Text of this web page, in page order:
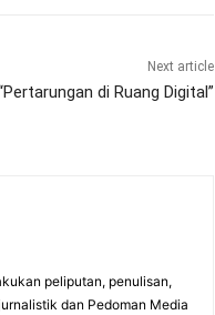
Next article
di Ruang Digital”
peliputan, penulisan,
dan Pedoman Media